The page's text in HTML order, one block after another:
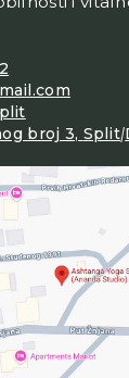
broj 3, Split|